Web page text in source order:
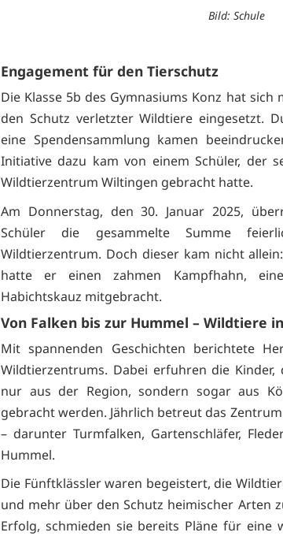
Bild: Schule
Engagement für den Tierschutz
Die Klasse 5b des Gymnasiums Konz hat
den Schutz verletzter Wildtiere eingesetzt.
eine Spendensammlung kamen
Initiative dazu kam von einem Schüler, der
Wildtierzentrum Wiltingen gebracht hatte.
Am Donnerstag, den 30. Januar 2025,
Schüler die gesammelte Summe
Wildtierzentrum. Doch dieser kam nicht
hatte er einen zahmen Kampfhahn,
Habichtskauz mitgebracht.
Von Falken bis zur Hummel – Wildtiere
Mit spannenden Geschichten berichtete
Wildtierzentrums. Dabei erfuhren die
nur aus der Region, sondern sogar aus
gebracht werden. Jährlich betreut das
– darunter Turmfalken, Gartenschläfer,
Hummel.
Die Fünftklässler waren begeistert, die
und mehr über den Schutz heimischer Arten
Erfolg, schmieden sie bereits Pläne für eine